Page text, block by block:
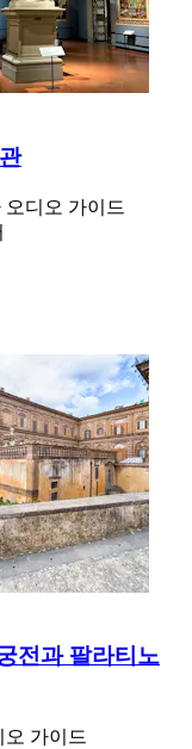
디오 가이드
전과 팔라티노
가이드